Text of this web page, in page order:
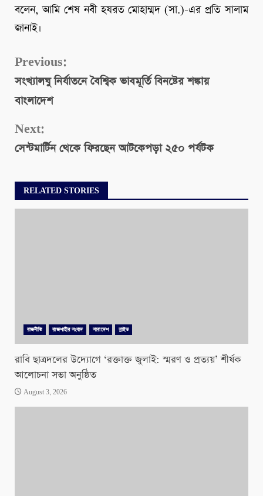
বলেন, আমি শেষ নবী হযরত মোহাম্মদ (সা.)-এর প্রতি সালাম
জানাই।
Continue
Reading
Previous:
সংখ্যালঘু নির্যাতনে বৈশ্বিক ভাবমূর্তি বিনষ্টের শঙ্কায়
বাংলাদেশ
Next:
সেন্টমার্টিন থেকে ফিরছেন আটকেপড়া ২৫০ পর্যটক
RELATED STORIES
রাজনীতি রাজশাহীর সংবাদ সারাদেশ স্লাইড
রাবি ছাত্রদলের উদ্যোগে ‘রক্তাক্ত জুলাই: স্মরণ ও প্রত্যয়’ শীর্ষক
আলোচনা সভা অনুষ্ঠিত
August 3, 2026